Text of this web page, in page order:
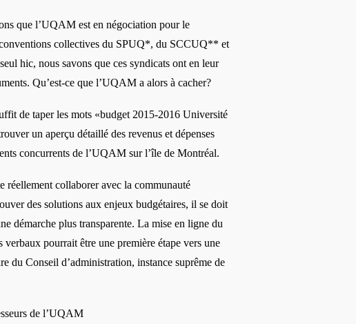
que l’UQAM est en négociation pour le
collectives du SPUQ*, du SCCUQ** et
hic, nous savons que ces syndicats ont en leur
Qu’est-ce que l’UQAM a alors à cacher?
de taper les mots «budget 2015-2016 Université
un aperçu détaillé des revenus et dépenses
concurrents de l’UQAM sur l’île de Montréal.
réellement collaborer avec la communauté
des solutions aux enjeux budgétaires, il se doit
démarche plus transparente. La mise en ligne du
verbaux pourrait être une première étape vers une
du Conseil d’administration, instance suprême de
de l’UQAM